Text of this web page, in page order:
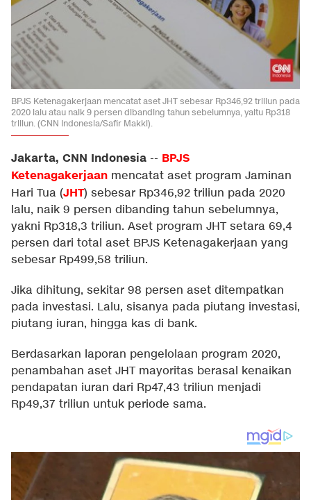
BPJS Ketenagakerjaan mencatat aset JHT sebesar Rp346,92 triliun pada
2020 lalu atau naik 9 persen dibanding tahun sebelumnya, yaitu Rp318
triliun. (CNN Indonesia/Safir Makki).
Jakarta, CNN Indonesia -- BPJS
Ketenagakerjaan mencatat aset program Jaminan
Hari Tua (JHT) sebesar Rp346,92 triliun pada 2020
lalu, naik 9 persen dibanding tahun sebelumnya,
yakni Rp318,3 triliun. Aset program JHT setara 69,4
persen dari total aset BPJS Ketenagakerjaan yang
sebesar Rp499,58 triliun.
Jika dihitung, sekitar 98 persen aset ditempatkan
pada investasi. Lalu, sisanya pada piutang investasi,
piutang iuran, hingga kas di bank.
Berdasarkan laporan pengelolaan program 2020,
penambahan aset JHT mayoritas berasal kenaikan
pendapatan iuran dari Rp47,43 triliun menjadi
Rp49,37 triliun untuk periode sama.